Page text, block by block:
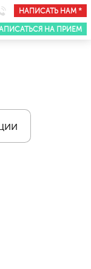
НАПИСАТЬ НАМ *
НА ПРИЕМ